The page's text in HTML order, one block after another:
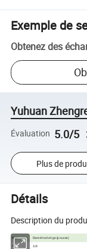
Exemple de
Obtenez des
Yuhuan
Évaluation 5.0/5
Plus de
Détails
Description du
Non Diamètre de tige (pouces)
1 3/8